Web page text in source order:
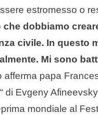
estromesso o
che dobbiamo
civile. In questo
Mi sono
afferma papa
di Evgeny
mondiale al